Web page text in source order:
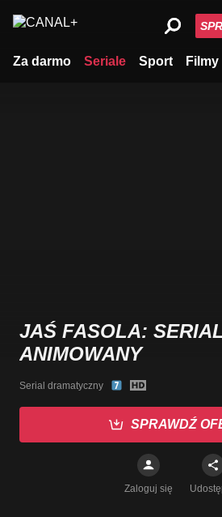
Za darmo Seriale Sport Filmy
JAŚ FASOLA:
ANIMOWANY
Serial dramatyczny
SPRAWDŹ
Zaloguj się